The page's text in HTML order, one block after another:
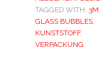
TAGGED WITH: 3M,
GLASS BUBBLES,
KUNSTSTOFF,
VERPACKUNG